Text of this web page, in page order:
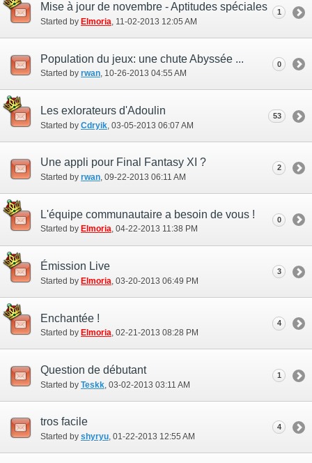
Mise à jour de novembre - Aptitudes spéciales
Started by Elmoria‎, 11-02-2013 12:05 AM
1
Population du jeux: une chute Abyssée ...
Started by rwan‎, 10-26-2013 04:55 AM
0
Les exlorateurs d'Adoulin
Started by Cdryik ‎, 03-05-2013 06:07 AM
53
Une appli pour Final Fantasy XI ?
Started by rwan‎, 09-22-2013 06:11 AM
2
L'équipe communautaire a besoin de vous !
Started by Elmoria‎, 04-22-2013 11:38 PM
0
Émission Live
Started by Elmoria ‎, 03-20-2013 06:49 PM
3
Enchantée !
Started by Elmoria‎, 02-21-2013 08:28 PM
4
Question de débutant
Started by Teskk ‎, 03-02-2013 03:11 AM
1
tros facile
Started by shyryu‎, 01-22-2013 12:55 AM
4